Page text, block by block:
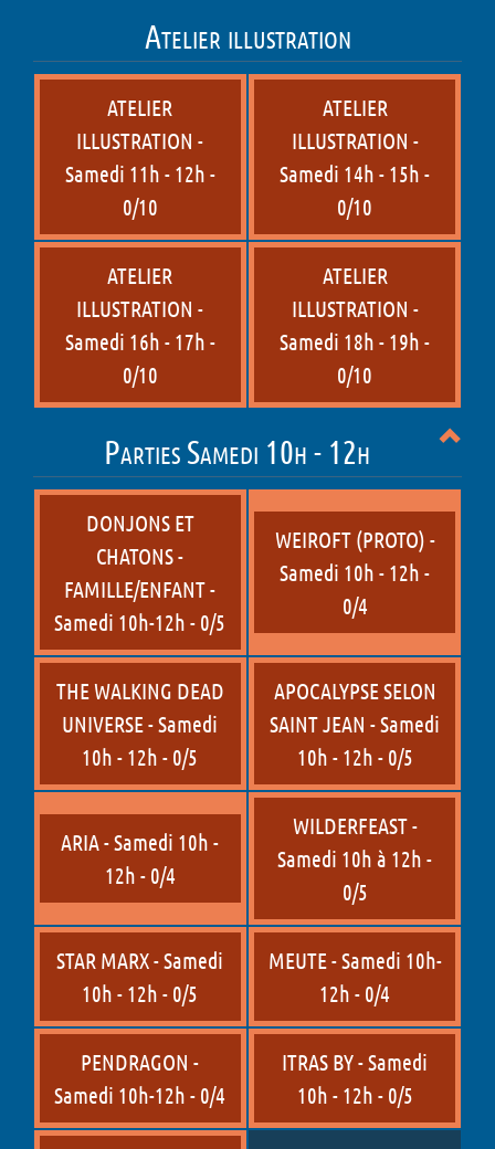
Atelier illustration
ATELIER
ILLUSTRATION -
Samedi 11h - 12h -
0/10
ATELIER
ILLUSTRATION -
Samedi 14h - 15h -
0/10
ATELIER
ILLUSTRATION -
Samedi 16h - 17h -
0/10
ATELIER
ILLUSTRATION -
Samedi 18h - 19h -
0/10
Parties Samedi 10h - 12h
DONJONS ET
CHATONS -
FAMILLE/ENFANT -
Samedi 10h-12h - 0/5
WEIROFT (PROTO) -
Samedi 10h - 12h -
0/4
THE WALKING DEAD
UNIVERSE - Samedi
10h - 12h - 0/5
APOCALYPSE SELON
SAINT JEAN - Samedi
10h - 12h - 0/5
ARIA - Samedi 10h -
12h - 0/4
WILDERFEAST -
Samedi 10h à 12h -
0/5
STAR MARX - Samedi
10h - 12h - 0/5
MEUTE - Samedi 10h-
12h - 0/4
PENDRAGON -
Samedi 10h-12h - 0/4
ITRAS BY - Samedi
10h - 12h - 0/5